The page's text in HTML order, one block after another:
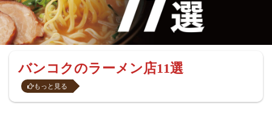
バンコクのラーメン店11選
もっと見る